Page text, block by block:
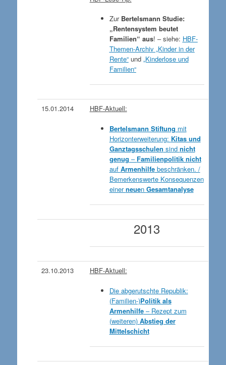
Zur Bertelsmann Studie:
„Rentensystem beutet
Familien“ aus! – siehe: HBF-
Themen-Archiv „Kinder in der
Rente“und „Kinderlose und
Familien“
15.01.2014 HBF-Aktuell:
Bertelsmann Stiftung mit
Horizonterweiterung: Kitas und
Ganztagsschulen sind nicht
genug – Familienpolitik nicht
auf Armenhilfebeschränken. /
Bemerkenswerte Konsequenzen
einerneuen Gesamtanalyse
2013
23.10.2013 HBF-Aktuell:
Die abgerutschte Republik:
(Familien-)Politik als
Armenhilfe– Rezept zum
(weiteren) Abstieg der
Mittelschicht